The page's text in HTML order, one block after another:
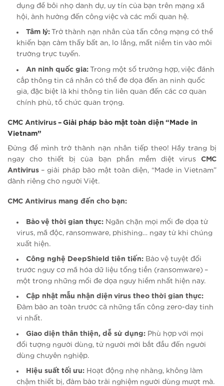
dụng để bôi nhọ danh dự, uy tín của bạn trên mạng xã
hội, ảnh hưởng đến công việc và các mối quan hệ.
Tâm lý: Trở thành nạn nhân của tấn công mạng có thể
khiến bạn cảm thấy bất an, lo lắng, mất niềm tin vào môi
trường trực tuyến.
An ninh quốc gia: Trong một số trường hợp, việc đánh
cắp thông tin cá nhân có thể đe dọa đến an ninh quốc
gia, đặc biệt là khi thông tin liên quan đến các cơ quan
chính phủ, tổ chức quan trọng.
CMC Antivirus – Giải pháp bảo mật toàn diện “Made in
Vietnam”
Đừng để mình trở thành nạn nhân tiếp theo! Hãy trang bị
ngay cho thiết bị của bạn phần mềm diệt virus CMC
Antivirus – giải pháp bảo mật toàn diện, “Made in Vietnam”
dành riêng cho người Việt.
CMC Antivirus mang đến cho bạn:
Bảo vệ thời gian thực: Ngăn chặn mọi mối đe dọa từ
virus, mã độc, ransomware, phishing… ngay từ khi chúng
xuất hiện.
Công nghệ DeepShield tiên tiến: Bảo vệ tuyệt đối
trước nguy cơ mã hóa dữ liệu tống tiền (ransomware) –
một trong những mối đe dọa nguy hiểm nhất hiện nay.
Cập nhật mẫu nhận diện virus theo thời gian thực:
Đảm bảo an toàn trước cả những tấn công zero-day tinh
vi nhất.
Giao diện thân thiện, dễ sử dụng: Phù hợp với mọi
đối tượng người dùng, từ người mới bắt đầu đến người
dùng chuyên nghiệp.
Hiệu suất tối ưu: Hoạt động nhẹ nhàng, không làm
chậm thiết bị, đảm bảo trải nghiệm người dùng mượt mà.